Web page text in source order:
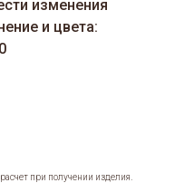
изменения
и цвета:
при получении изделия.